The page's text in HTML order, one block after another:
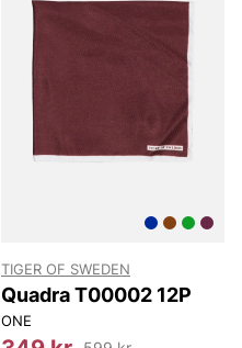
TIGER OF SWEDEN
Quadra T00002 12P
ONE